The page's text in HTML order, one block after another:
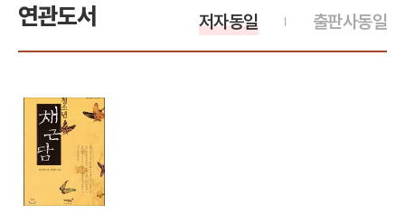
연관도서 출판사동일
저자동일